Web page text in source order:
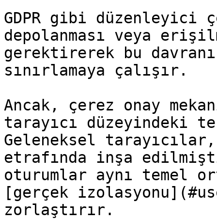
GDPR gibi
depolanması veya
gerektirerek bu
sınırlamaya çalışır.
Ancak, çerez onay
tarayıcı düzeyindeki
Geleneksel
etrafında inşa
oturumlar aynı temel
[gerçek
zorlaştırır.